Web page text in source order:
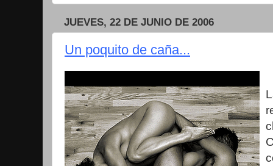
JUEVES, 22 DE JUNIO DE 2006
Un poquito de caña...